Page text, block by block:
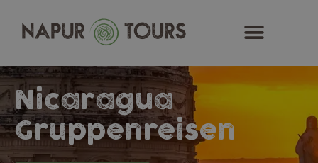
Inhalt
Nicaragua
Gruppenreisen